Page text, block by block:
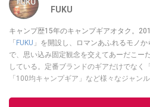
FUKU
キャンプ歴15年のキャンプギアオタク。
「 FUKU 」を開設し、ロマンあふれるモノ
で、思い込み固定観念を交えてあーだこー
している。定番ブランドのギアだけでなく
「100均キャンプギア」など様々なジャン
このイ